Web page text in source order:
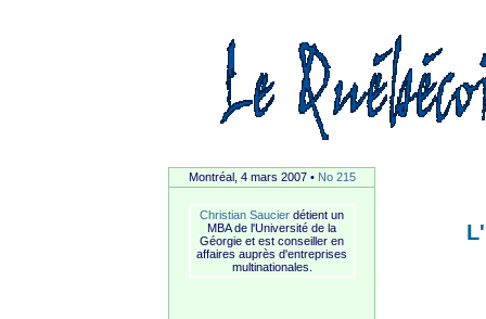
Montréal, 4 mars 2007 • No 215
Christian Saucier détient un
MBA de l'Université de la
Géorgie et est conseiller en
affaires auprès d'entreprises
multinationales.